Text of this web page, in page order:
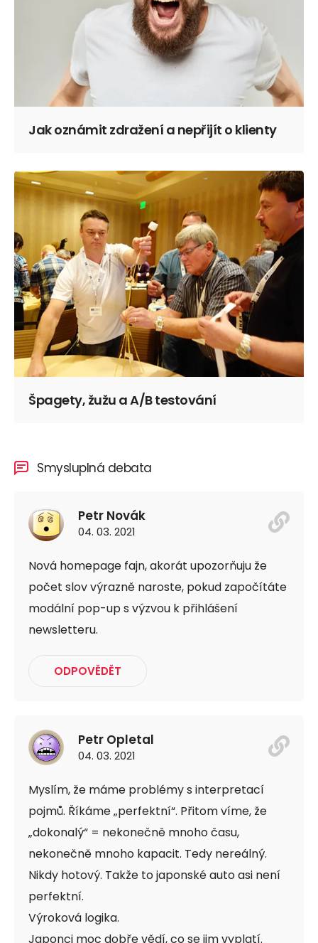
Jak oznámit zdražení a nepřijít o klienty
Špagety, žužu a A/B testování
Smysluplná debata
Petr Novák
04. 03. 2021
Nová homepage fajn, akorát upozorňuju že
počet slov výrazně naroste, pokud započítáte
modální pop-up s výzvou k přihlášení
newsletteru.
ODPOVĚDĚT
Petr Opletal
04. 03. 2021
Myslím, že máme problémy s interpretací
pojmů. Říkáme „perfektní“. Přitom víme, že
„dokonalý“ = nekonečně mnoho času,
nekonečně mnoho kapacit. Tedy nereálný.
Nikdy hotový. Takže to japonské auto asi není
perfektní.
Výroková logika.
Japonci moc dobře vědí, co se jim vyplatí.